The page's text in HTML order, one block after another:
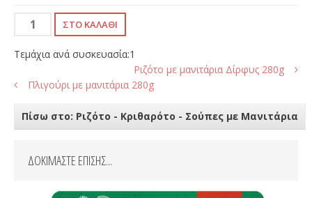
Τεμάχια ανά συσκευασία:1
Ριζότο με μανιτάρια Δίρφυς 280g
Πλιγούρι με μανιτάρια 280g
Πίσω στο: Ριζότο - Κριθαρότο - Σούπες με Μανιτάρια
ΔΟΚΙΜΑΣΤΕ ΕΠΙΣΗΣ...